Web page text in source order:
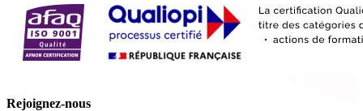
Rejoignez-nous